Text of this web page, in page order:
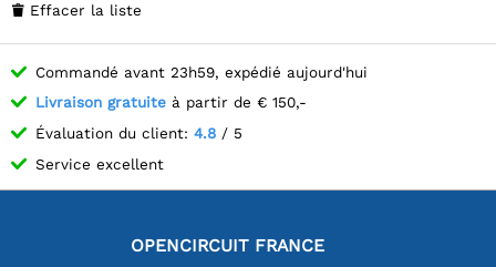
 Effacer la liste
Commandé avant 23h59, expédié aujourd'hui
Livraison gratuite à partir de € 150,-
Évaluation du client: 4.8 / 5
Service excellent
OPENCIRCUIT FRANCE